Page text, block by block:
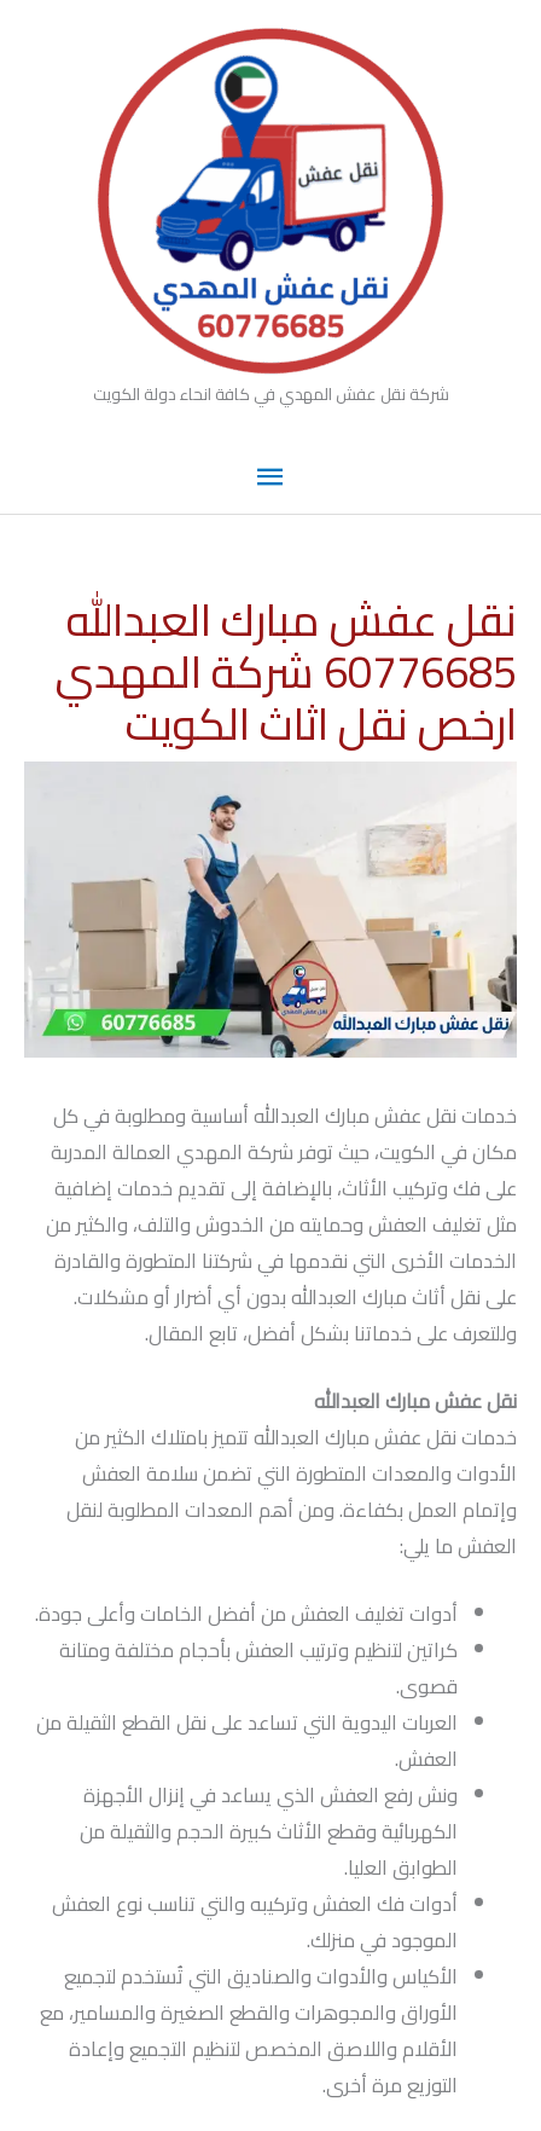
شركة نقل عفش المهدي في كافة انحاء دولة الكويت
القائمة
الرئيسية
نقل عفش مبارك العبدالله
60776685 شركة المهدي
ارخص نقل اثاث الكويت
خدمات نقل عفش مبارك العبدالله أساسية ومطلوبة في كل
مكان في الكويت، حيث توفر شركة المهدي العمالة المدربة
على فك وتركيب الأثاث، بالإضافة إلى تقديم خدمات إضافية
مثل تغليف العفش وحمايته من الخدوش والتلف، والكثير من
الخدمات الأخرى التي نقدمها في شركتنا المتطورة والقادرة
على نقل أثاث مبارك العبدالله بدون أي أضرار أو مشكلات.
وللتعرف على خدماتنا بشكل أفضل، تابع المقال.
نقل عفش مبارك العبدالله
خدمات نقل عفش مبارك العبدالله تتميز بامتلاك الكثير من
الأدوات والمعدات المتطورة التي تضمن سلامة العفش
وإتمام العمل بكفاءة. ومن أهم المعدات المطلوبة لنقل
العفش ما يلي:
أدوات تغليف العفش من أفضل الخامات وأعلى جودة.
كراتين لتنظيم وترتيب العفش بأحجام مختلفة ومتانة
قصوى.
العربات اليدوية التي تساعد على نقل القطع الثقيلة من
العفش.
ونش رفع العفش الذي يساعد في إنزال الأجهزة
الكهربائية وقطع الأثاث كبيرة الحجم والثقيلة من
الطوابق العليا.
أدوات فك العفش وتركيبه والتي تناسب نوع العفش
الموجود في منزلك.
الأكياس والأدوات والصناديق التي تُستخدم لتجميع
الأوراق والمجوهرات والقطع الصغيرة والمسامير، مع
الأقلام واللاصق المخصص لتنظيم التجميع وإعادة
التوزيع مرة أخرى.